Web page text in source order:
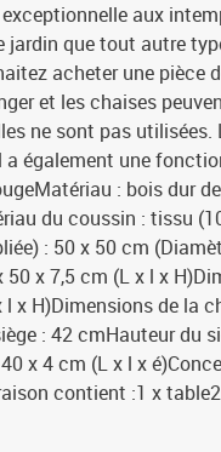
aux
jardin que tout autre
acheter une pièce
et les chaises
ne sont pas
également une
: bois dur
du coussin : tissu
: 50 x 50 cm
x 7,5 cm (L x l x
x H)Dimensions de la
: 42 cmHauteur du
x 4 cm (L x l x
contient :1 x